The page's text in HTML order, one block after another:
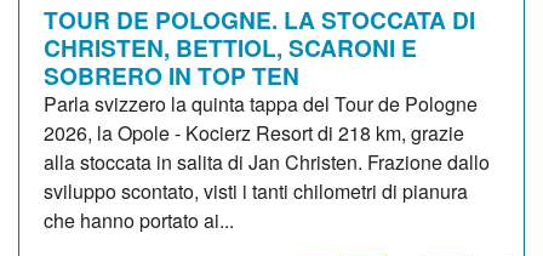
TOUR DE POLOGNE. LA STOCCATA DI
CHRISTEN, BETTIOL, SCARONI E
SOBRERO IN TOP TEN
Parla svizzero la quinta tappa del Tour de Pologne
2026, la Opole - Kocierz Resort di 218 km, grazie
alla stoccata in salita di Jan Christen. Frazione dallo
sviluppo scontato, visti i tanti chilometri di pianura
che hanno portato ai...